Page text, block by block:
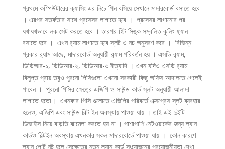
প্রথমে কস্পিউটারের ক্যাসিং এর নিচে পিন বসিয়ে সেখানে মাদারবোর্ড বসাতে হবে
। এরপর সতর্কতার সাথে প্রসেসর লাগাতে হবে । প্রসেসর লাগানোর পর
যথাযথভাবে লক সেট করতে হবে । তারপর হিট সিঙ্ক সম্বলিত কুলিং ফ্যান
বসাতে হবে । এখন র‌্যাম লাগাতে হবে স্লট ও নচ অনুসরণ করে । বিভিন্ন
প্রকার র‌্যাম আছে, মাদারবোর্ড অনুযায়ী র‌্যাম পরিবর্তন হয় । এসডি র‌্যাম,
ডিডিআর-১, ডিডিআর-২, ডিডিআর-৩ ইত্যাদি । এখন যদিও এসডি র‌্যাম
বিলুপ্ত প্রায় তবুও পুরনো পিসিগুলো এখনো সরকারী কিছু অফিস আদালতে গেলেই
পাবেন । পুরনো পিসির ক্ষেত্রে এজিপি ও সাউন্ড কার্ড স্লট অনুযায়ী আলাদা
লাগাতে হতো। এখনকার পিসি গুলোতে এজিপির পরিবর্তে এক্সপ্রেস স্লট ব্যবহার
হলেও, এজিপি এবং সাউন্ড বিল্ট ইন অবস্থায় পাওয়া যায় । তাই এই দুইটি
ডিভাইস নিয়ে বাড়তি ঝামেলা করতে হয় না । পাশাপাশি নেটওয়ার্কের জন্য ল্যান
কার্ডও বিল্টইন অবস্থায় এখনকার সকল মাদারবোর্ডে পাওয়া যায় । কোন কারণে
ল্যান পোর্ট নষ্ট হলে সেক্ষেত্রে নতুন ল্যান কার্ড সংযোজনের প্রয়োজনীয়তা দেখা